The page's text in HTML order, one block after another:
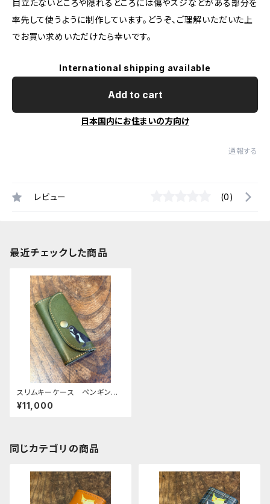
目立たないところや隠れるところには傷やスジなどがある部分を
率先して使うように制作しています。どうぞ、ご理解いただいた上
でお買い求めいただけたら幸いです。
International shipping available
Add to cart
日本国内にお住まいの方向け
通報する
レビュー (0)
最近チェックした商品
スリムキーケース ペンギン
グリーン penguin ぺんぎ
ん 栃木レザー mitto
¥11,000
同じカテゴリの商品